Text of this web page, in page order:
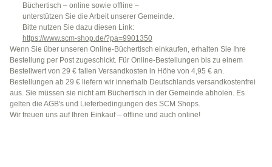
Büchertisch – online sowie offline –
unterstützen Sie die Arbeit unserer Gemeinde.
Bitte nutzen Sie dazu diesen Link:
https://www.scm-shop.de/?pa=9901350
Wenn Sie über unseren Online-Büchertisch einkaufen, erhalten Sie Ihre
Bestellung per Post zugeschickt. Für Online-Bestellungen bis zu einem
Bestellwert von 29 € fallen Versandkosten in Höhe von 4,95 € an.
Bestellungen ab 29 € liefern wir innerhalb Deutschlands versandkostenfrei
aus. Sie müssen sie nicht am Büchertisch in der Gemeinde abholen. Es
gelten die AGB's und Lieferbedingungen des SCM Shops.
Wir freuen uns auf Ihren Einkauf – offline und auch online!